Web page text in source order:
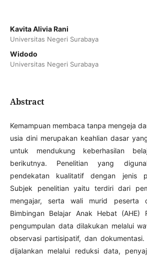
Kavita Alivia Rani
Universitas Negeri Surabaya
Widodo
Universitas Negeri Surabaya
Abstract
Kemampuan membaca tanpa mengeja
usia dini merupakan keahlian dasar
untuk mendukung keberhasilan
berikutnya. Penelitian yang
pendekatan kualitatif dengan jenis
Subjek penelitian yaitu terdiri dari
mengajar, serta wali murid
Bimbingan Belajar Anak Hebat (AHE)
pengumpulan data dilakukan melalui
observasi partisipatif, dan
dijalankan melalui reduksi data,